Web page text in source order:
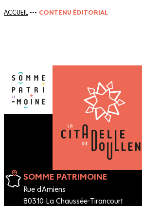
ACCUEIL ••• CONTENU ÉDITORIAL
SOMME PATRIMOINE
Rue d'Amiens
80310 La Chaussée-Tirancourt